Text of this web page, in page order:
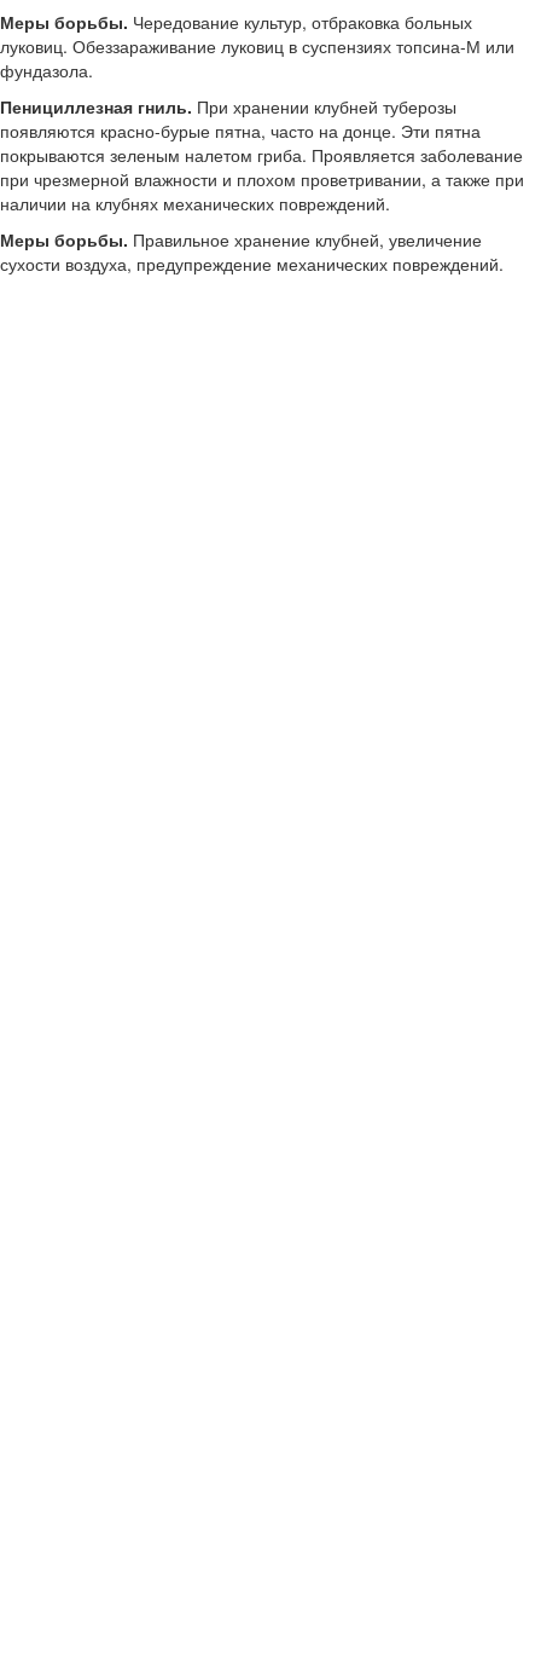
Меры борьбы. Чередование культур, отбраковка больных
луковиц. Обеззараживание луковиц в суспензиях топсина-М или
фундазола.
Пенициллезная гниль. При хранении клубней туберозы
появляются красно-бурые пятна, часто на донце. Эти пятна
покрываются зеленым налетом гриба. Проявляется заболевание
при чрезмерной влажности и плохом проветривании, а также при
наличии на клубнях механических повреждений.
Меры борьбы. Правильное хранение клубней, увеличение
сухости воздуха, предупреждение механических повреждений.